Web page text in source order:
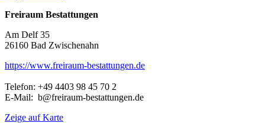
Freiraum Bestattungen
Am Delf 35
26160 Bad Zwischenahn
https://www.freiraum-bestattungen.de
Telefon: +49 4403 98 45 70 2
E-Mail: b@freiraum-bestattungen.de
Zeige auf Karte